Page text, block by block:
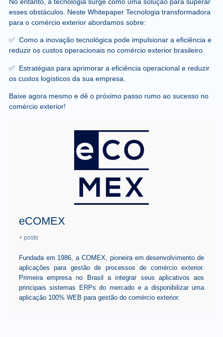
esses obstáculos. Neste Whitepaper Tecnologia transformadora
para o comércio exterior abordamos sobre:
✅ Como a inovação tecnológica pode impulsionar a eficiência e
reduzir os custos operacionais no comércio exterior brasileiro.
✅ Estratégias para aprimorar a eficiência operacional e reduzir
os custos logísticos da sua empresa.
Baixe agora mesmo e dê o próximo passo rumo ao sucesso no
comércio exterior!
eCOMEX
+ posts
Fundada em 1986, a COMEX, pioneira em desenvolvimento de
aplicações para gestão de processos de comércio exterior.
Primeira empresa no Brasil a integrar seus aplicativos aos
principais sistemas ERPs do mercado e a disponibilizar uma
aplicação 100% WEB para gestão do comércio exterior.